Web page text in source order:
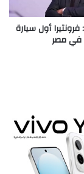
أول سيارة